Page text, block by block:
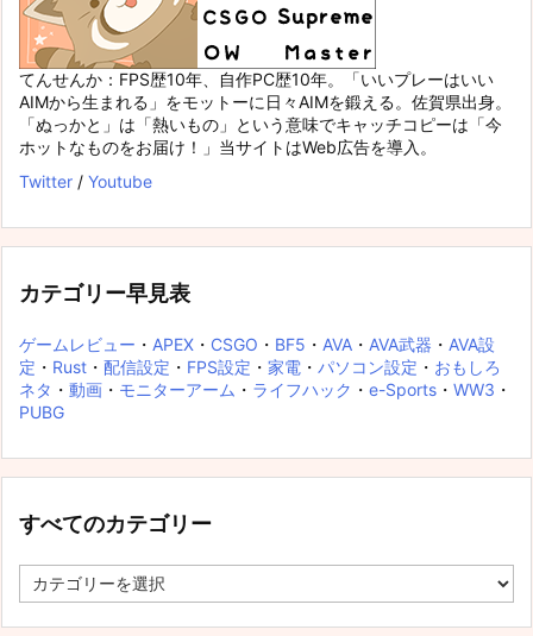
てんせんか：FPS歴10年、自作PC歴10年。「いいプレーはいい
AIMから生まれる」をモットーに日々AIMを鍛える。佐賀県出身。
「ぬっかと」は「熱いもの」という意味でキャッチコピーは「今
ホットなものをお届け！」当サイトはWeb広告を導入。
Twitter / Youtube
カテゴリー早見表
ゲームレビュー ・ APEX ・ CSGO ・ BF5 ・ AVA ・ AVA武器 ・ AVA設
定 ・ Rust ・ 配信設定 ・ FPS設定 ・ 家電 ・ パソコン設定 ・ おもしろ
ネタ ・ 動画 ・ モニターアーム ・ ライフハック ・ e-Sports ・ WW3 ・
PUBG
すべてのカテゴリー
べ